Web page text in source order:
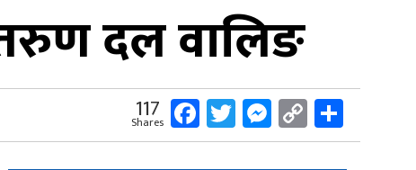
दल वालिङ
117
Shares Facebook
Twitter
Messenger
Copy
Link